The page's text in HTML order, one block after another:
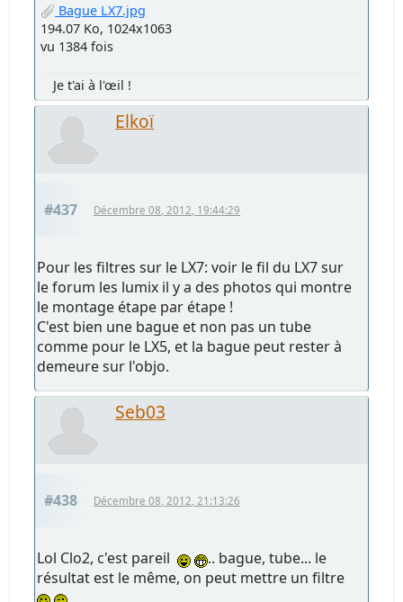
Bague LX7.jpg
194.07 Ko, 1024x1063
vu 1384 fois
Je t'ai à l'œil !
Elkoï
#437 Décembre 08, 2012, 19:44:29
Pour les filtres sur le LX7: voir le fil du LX7 sur
le forum les lumix il y a des photos qui montre
le montage étape par étape !
C'est bien une bague et non pas un tube
comme pour le LX5, et la bague peut rester à
demeure sur l'objo.
Seb03
#438 Décembre 08, 2012, 21:13:26
Lol Clo2, c'est pareil
.. bague, tube... le
résultat est le même, on peut mettre un filtre